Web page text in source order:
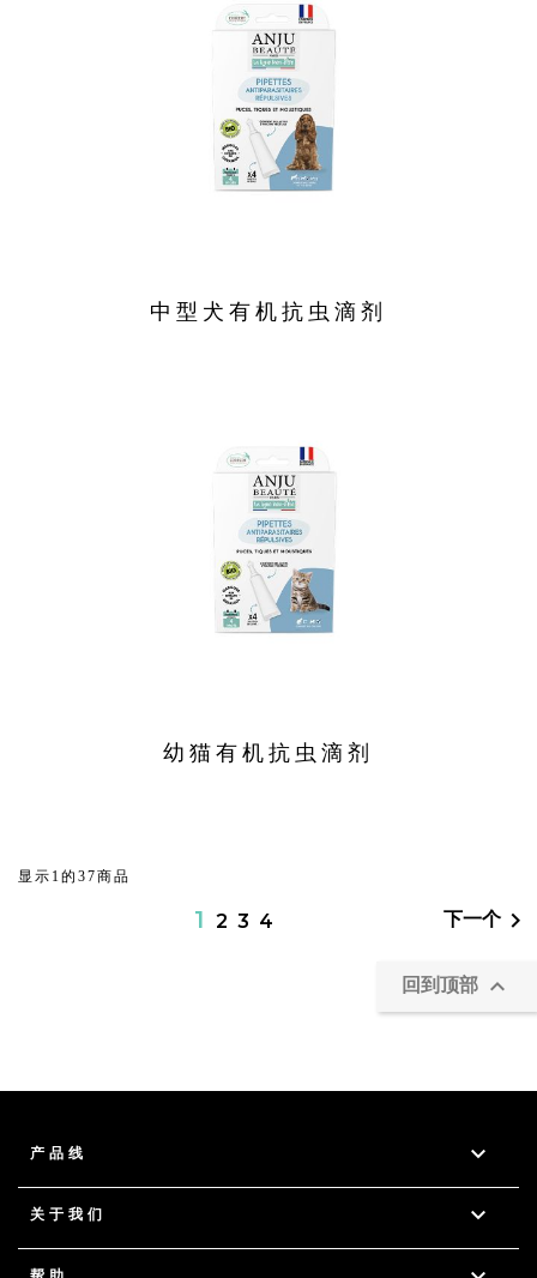
中型犬有机抗虫滴剂
幼猫有机抗虫滴剂
显示1的37商品
1 2 3 4 下一个 
回到顶部 
产品线 
关于我们 